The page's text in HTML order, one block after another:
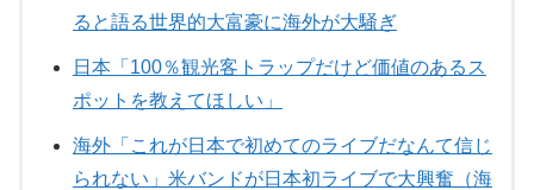
ると語る世界的大富豪に海外が大騒ぎ
日本「100％観光客トラップだけど価値のあるス
ポットを教えてほしい」
海外「これが日本で初めてのライブだなんて信じ
られない」米バンドが日本初ライブで大興奮（海